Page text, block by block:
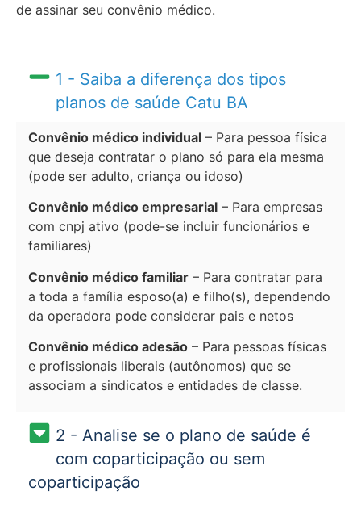
de assinar seu convênio médico.
1 - Saiba a diferença dos tipos
planos de saúde Catu BA
Convênio médico individual – Para pessoa física
que deseja contratar o plano só para ela mesma
(pode ser adulto, criança ou idoso)
Convênio médico empresarial – Para empresas
com cnpj ativo (pode-se incluir funcionários e
familiares)
Convênio médico familiar – Para contratar para
a toda a família esposo(a) e filho(s), dependendo
da operadora pode considerar pais e netos
Convênio médico adesão – Para pessoas físicas
e profissionais liberais (autônomos) que se
associam a sindicatos e entidades de classe.
2 - Analise se o plano de saúde é
com coparticipação ou sem
coparticipação